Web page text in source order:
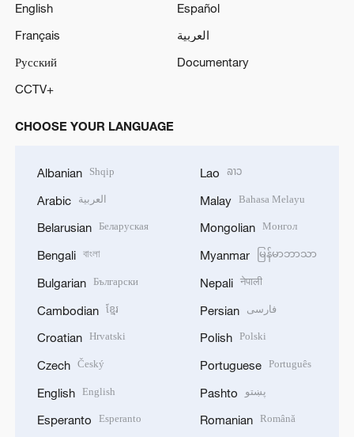
English
Español
Français
العربية
Русский
Documentary
CCTV+
CHOOSE YOUR LANGUAGE
Albanian Shqip
Arabic العربية
Belarusian Беларуская
Bengali বাংলা
Bulgarian Български
Cambodian ខ្មែរ
Croatian Hrvatski
Czech Český
English English
Esperanto Esperanto
Lao ລາວ
Malay Bahasa Melayu
Mongolian Монгол
Myanmar မြန်မာဘာသာ
Nepali नेपाली
Persian فارسی
Polish Polski
Portuguese Português
Pashto پښتو
Romanian Română